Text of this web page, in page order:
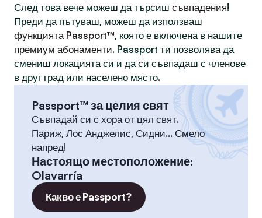
След това вече можеш да търсиш съвпадения!
Преди да пътуваш, можеш да използваш
функцията Passport™, която е включена в нашите
премиум абонаменти. Passport ти позволява да
смениш локацията си и да си съвпадаш с членове
в друг град или населено място.
Passport™ за целия свят
Съвпадай си с хора от цял свят.
Париж, Лос Анджелис, Сидни... Смело
напред!
Настоящо местоположение:
Olavarría
Какво е Passport?